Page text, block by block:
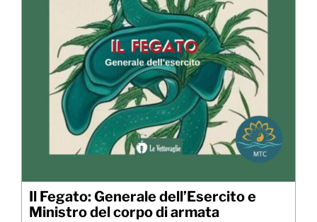
Il Fegato: Generale dell’Esercito e
Ministro del corpo di armata